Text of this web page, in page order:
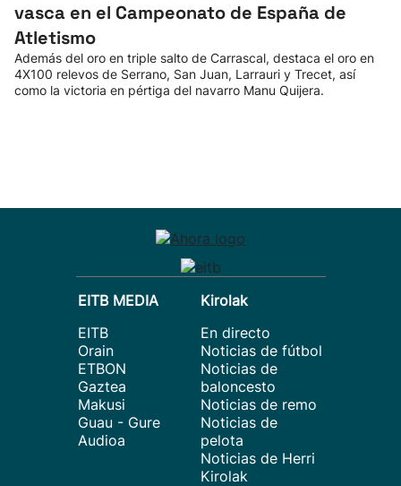
vasca en el Campeonato de España de
Atletismo
Además del oro en triple salto de Carrascal, destaca el oro en
4X100 relevos de Serrano, San Juan, Larrauri y Trecet, así
como la victoria en pértiga del navarro Manu Quijera.
EITB MEDIA
EITB
Orain
ETBON
Gaztea
Makusi
Guau - Gure
Audioa
Kirolak
En directo
Noticias de fútbol
Noticias de
baloncesto
Noticias de remo
Noticias de
pelota
Noticias de Herri
Kirolak